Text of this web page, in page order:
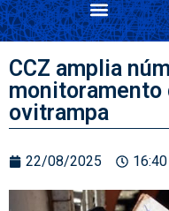
CCZ amplia
monitoramento
ovitrampa
22/08/2025 16:40